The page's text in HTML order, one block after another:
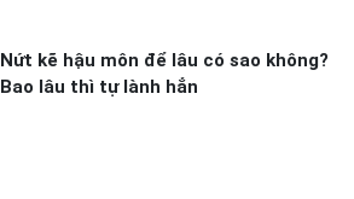
Nứt kẽ hậu môn để lâu có sao không?
Bao lâu thì tự lành hẳn